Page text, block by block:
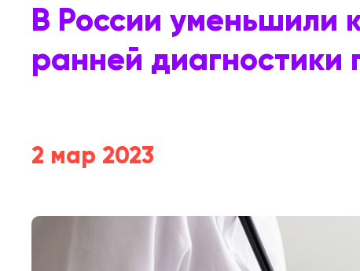
В России уменьшили
ранней диагностики
2 мар 2023